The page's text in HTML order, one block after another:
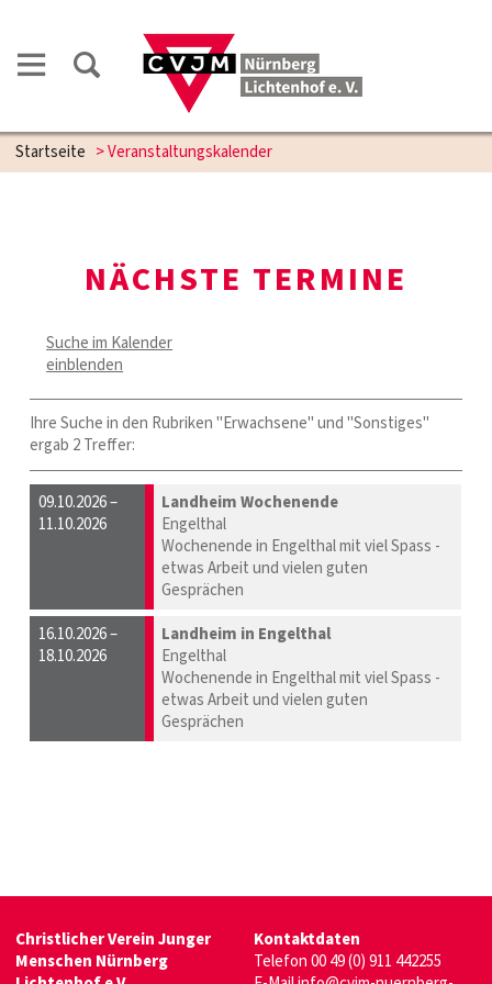
Startseite > Veranstaltungskalender
NÄCHSTE TERMINE
Suche im Kalender
einblenden
Ihre Suche in den Rubriken "Erwachsene" und "Sonstiges"
ergab 2 Treffer:
09.10.2026 –
11.10.2026
Landheim Wochenende
Engelthal
Wochenende in Engelthal mit viel Spass -
etwas Arbeit und vielen guten
Gesprächen
16.10.2026 –
18.10.2026
Landheim in Engelthal
Engelthal
Wochenende in Engelthal mit viel Spass -
etwas Arbeit und vielen guten
Gesprächen
Christlicher Verein Junger
Menschen Nürnberg
Kontaktdaten
Telefon00 49 (0) 911 442255